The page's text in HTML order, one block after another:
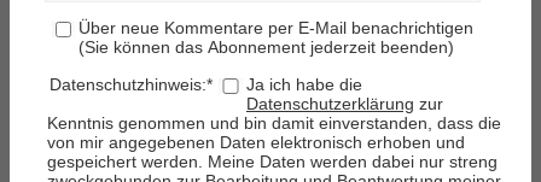
Über neue Kommentare per E-Mail benachrichtigen
(Sie können das Abonnement jederzeit beenden)
Datenschutzhinweis:*
Ja ich habe die
Datenschutzerklärung zur
Kenntnis genommen und bin damit einverstanden, dass die
von mir angegebenen Daten elektronisch erhoben und
gespeichert werden. Meine Daten werden dabei nur streng